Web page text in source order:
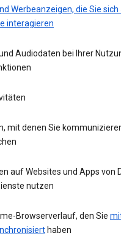
Werbeanzeigen, die Sie
interagieren
Audiodaten bei Ihrer
mit denen Sie
auf Websites und Apps von
nutzen
Browserverlauf, den Sie
haben